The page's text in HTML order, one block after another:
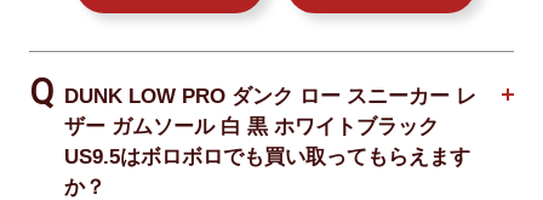
DUNK LOW PRO ダンク ロー スニーカー レ
ザー ガムソール 白 黒 ホワイトブラック
US9.5はボロボロでも買い取ってもらえます
か？